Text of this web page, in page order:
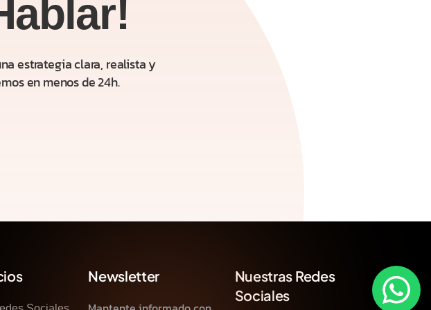
estrategia clara, realista y
en menos de 24h.
Newsletter
Nuestras Redes
Sociales